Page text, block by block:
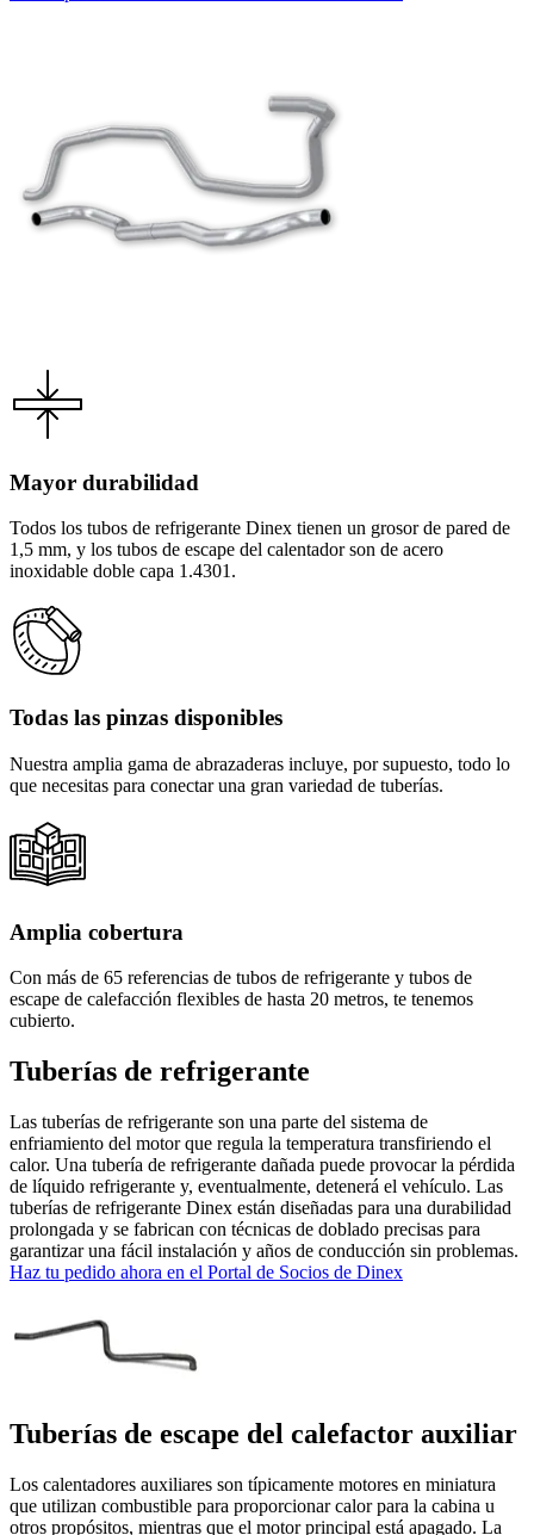
Mayor durabilidad
Todos los tubos de refrigerante Dinex tienen un grosor de pared de
1,5 mm, y los tubos de escape del calentador son de acero
inoxidable doble capa 1.4301.
Todas las pinzas disponibles
Nuestra amplia gama de abrazaderas incluye, por supuesto, todo lo
que necesitas para conectar una gran variedad de tuberías.
Amplia cobertura
Con más de 65 referencias de tubos de refrigerante y tubos de
escape de calefacción flexibles de hasta 20 metros, te tenemos
cubierto.
Tuberías de refrigerante
Las tuberías de refrigerante son una parte del sistema de
enfriamiento del motor que regula la temperatura transfiriendo el
calor. Una tubería de refrigerante dañada puede provocar la pérdida
de líquido refrigerante y, eventualmente, detenerá el vehículo. Las
tuberías de refrigerante Dinex están diseñadas para una durabilidad
prolongada y se fabrican con técnicas de doblado precisas para
garantizar una fácil instalación y años de conducción sin problemas.
Haz tu pedido ahora en el Portal de Socios de Dinex
Tuberías de escape del calefactor auxiliar
Los calentadores auxiliares son típicamente motores en miniatura
que utilizan combustible para proporcionar calor para la cabina u
otros propósitos, mientras que el motor principal está apagado. La